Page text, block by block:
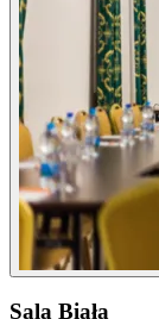
Sala Biała